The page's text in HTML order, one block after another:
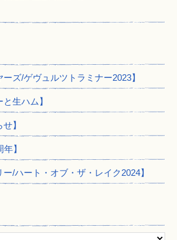
ーズ/ゲヴュルツトラミナー2023】
生ハム】
】
】
ー/ハート・オブ・ザ・レイク2024】